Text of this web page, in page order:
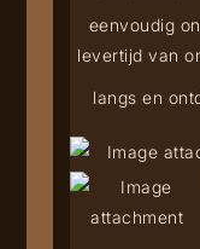
eenvoudig
levertijd van
langs en